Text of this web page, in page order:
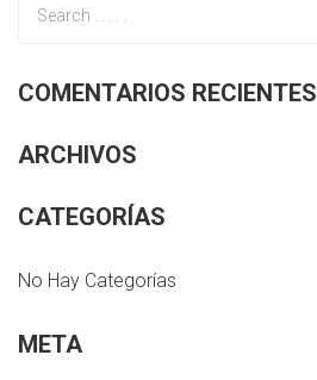
COMENTARIOS RECIENTES
ARCHIVOS
CATEGORÍAS
No Hay Categorías
META